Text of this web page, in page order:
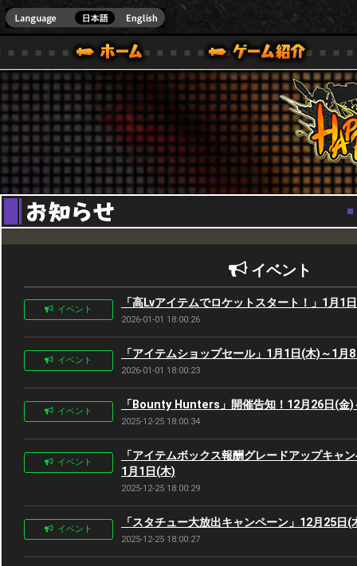
Youtube
ONE VER.]
ガイド
ル｜HAPPY WARS(ハッピーウォーズ)公式サイト [ XBOX 360,XBOX ONE VER.]
サポート | HAPPY WARS(ハッピーウォーズ)公式サイ
イベント
イベント 「高Lvアイテムでロケットスタート！」1月1
2026-01-01 18:00:26
イベント 「アイテムショップセール」1月1日(木)～1月
2026-01-01 18:00:23
イベント 「Bounty Hunters」開催告知！12月26日(金
2025-12-25 18:00:34
イベント
「アイテムボックス報酬グレードアップキャ
1月1日(木)
2025-12-25 18:00:29
イベント 「スタチュー大放出キャンペーン」12月25日
2025-12-25 18:00:27